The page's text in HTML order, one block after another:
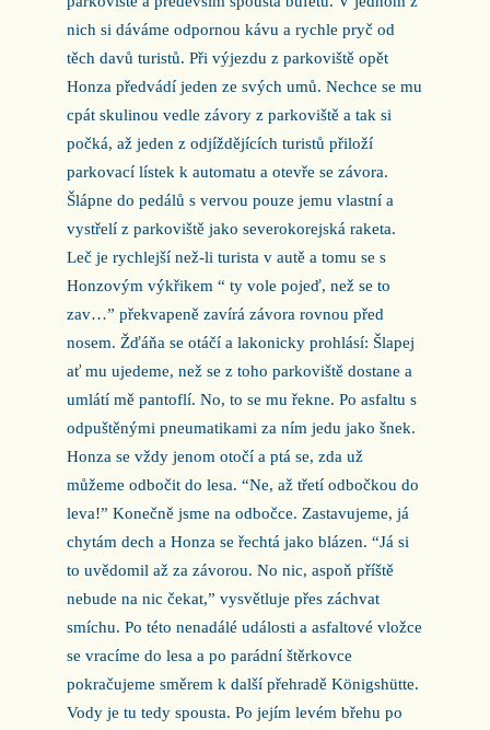
nich si dáváme odpornou kávu a rychle pryč od
těch davů turistů. Při výjezdu z parkoviště opět
Honza předvádí jeden ze svých umů. Nechce se mu
cpát skulinou vedle závory z parkoviště a tak si
počká, až jeden z odjíždějících turistů přiloží
parkovací lístek k automatu a otevře se závora.
Šlápne do pedálů s vervou pouze jemu vlastní a
vystřelí z parkoviště jako severokorejská raketa.
Leč je rychlejší než-li turista v autě a tomu se s
Honzovým výkřikem “ ty vole pojeď, než se to
zav…” překvapeně zavírá závora rovnou před
nosem. Žďáňa se otáčí a lakonicky prohlásí: Šlapej
ať mu ujedeme, než se z toho parkoviště dostane a
umlátí mě pantoflí. No, to se mu řekne. Po asfaltu s
odpuštěnými pneumatikami za ním jedu jako šnek.
Honza se vždy jenom otočí a ptá se, zda už
můžeme odbočit do lesa. “Ne, až třetí odbočkou do
leva!” Konečně jsme na odbočce. Zastavujeme, já
chytám dech a Honza se řechtá jako blázen. “Já si
to uvědomil až za závorou. No nic, aspoň příště
nebude na nic čekat,” vysvětluje přes záchvat
smíchu. Po této nenadálé události a asfaltové vložce
se vracíme do lesa a po parádní štěrkovce
pokračujeme směrem k další přehradě Königshütte.
Vody je tu tedy spousta. Po jejím levém břehu po